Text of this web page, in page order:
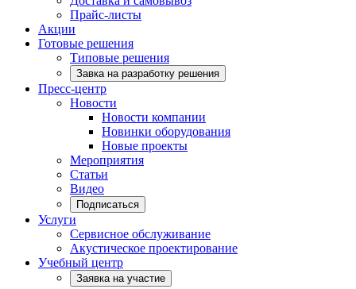
Прайс-листы
Акции
Готовые решения
Типовые решения
Завка на разработку решения
Пресс-центр
Новости
Новости компании
Новинки оборудования
Новые проекты
Мероприятия
Статьи
Видео
Подписаться
Услуги
Сервисное обслуживание
Акустическое проектирование
Учебный центр
Заявка на участие